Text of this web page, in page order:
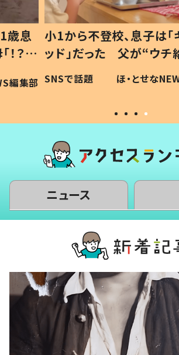
フテ
食”を
編集部
ひ孫にデレデレな80歳
が、抱っこすると…ひ孫
「涙が出ました」「可愛く
い」
ほ・とせな
ニュース